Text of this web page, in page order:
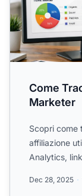
Come
Marketer
Scopri come
affiliazione
Analytics,
Dec 28, 2025